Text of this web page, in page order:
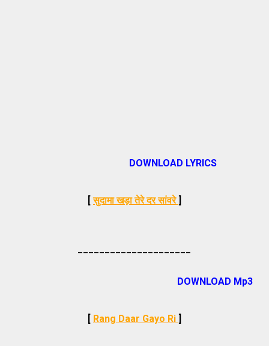
DOWNLOAD LYRICS
[सुदामा खड़ा तेरे दर सांवरे ]
DOWNLOAD Mp3
[ Rang Daar Gayo Ri ]